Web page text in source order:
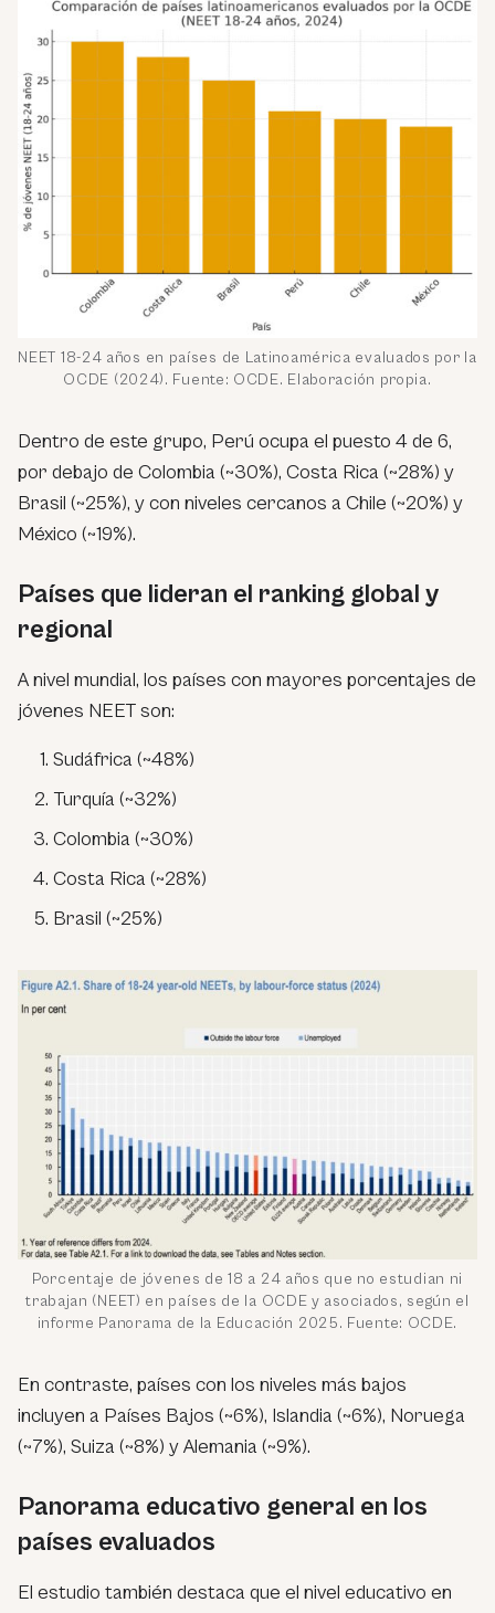
NEET 18-24 años en países de Latinoamérica evaluados por la
OCDE (2024). Fuente: OCDE. Elaboración propia.
Dentro de este grupo, Perú ocupa el puesto 4 de 6,
por debajo de Colombia (~30%), Costa Rica (~28%) y
Brasil (~25%), y con niveles cercanos a Chile (~20%) y
México (~19%).
Países que lideran el ranking global y
regional
A nivel mundial, los países con mayores porcentajes de
jóvenes NEET son:
Sudáfrica (~48%)
Turquía (~32%)
Colombia (~30%)
Costa Rica (~28%)
Brasil (~25%)
Porcentaje de jóvenes de 18 a 24 años que no estudian ni
trabajan (NEET) en países de la OCDE y asociados, según el
informe Panorama de la Educación 2025. Fuente: OCDE.
En contraste, países con los niveles más bajos
incluyen a Países Bajos (~6%), Islandia (~6%), Noruega
(~7%), Suiza (~8%) y Alemania (~9%).
Panorama educativo general en los
países evaluados
El estudio también destaca que el nivel educativo en